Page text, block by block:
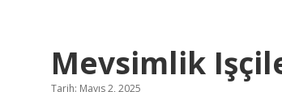
Mevsimlik
Tarih: Mayıs 2, 2025